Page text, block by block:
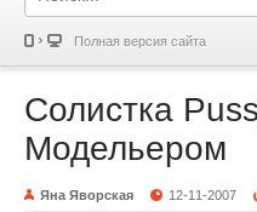
Полная версия сайта
Солистка
Модельером
Яна Яворская 12-11-2007